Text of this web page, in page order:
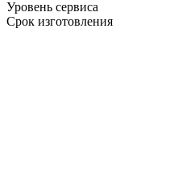
Уровень сервиса
Срок изготовления